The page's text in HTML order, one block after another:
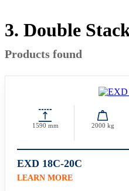
3. Double
Products found
1590 mm 2000 kg
EXD 18C-20C
LEARN MORE